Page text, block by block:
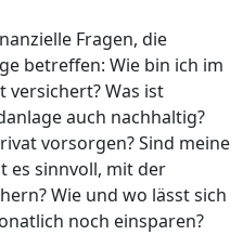
Fragen, die
betreffen: Wie bin ich im
versichert? Was ist
auch nachhaltig?
vorsorgen? Sind meine
es sinnvoll, mit der
Wie und wo lässt sich
noch einsparen?